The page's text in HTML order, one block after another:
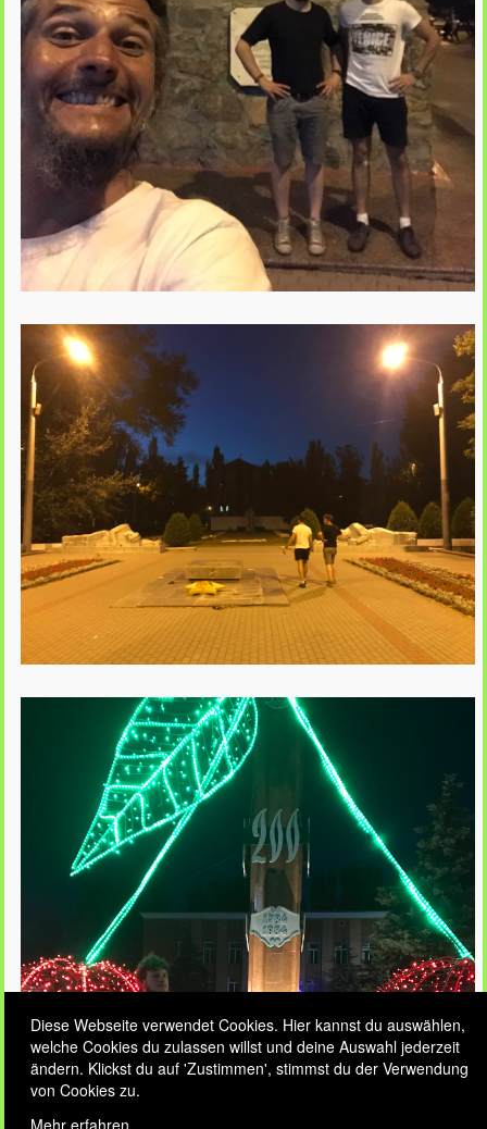
Diese Webseite verwendet Cookies. Hier kannst du auswählen,
welche Cookies du zulassen willst und deine Auswahl jederzeit
ändern. Klickst du auf 'Zustimmen', stimmst du der Verwendung
von Cookies zu.
Mehr erfahren